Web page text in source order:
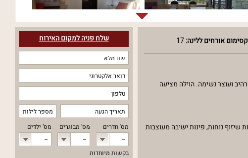
שלח פניה למקום האירוח
מס‘ ילדים
--
מס‘ מבוגרים
--
מס' חדרים
--
בקשות מיוחדות
אורחים ללינה:17
ועוצר נשימה. הוילה מציעה
נוחות, פינות ישיבה מעוצבות